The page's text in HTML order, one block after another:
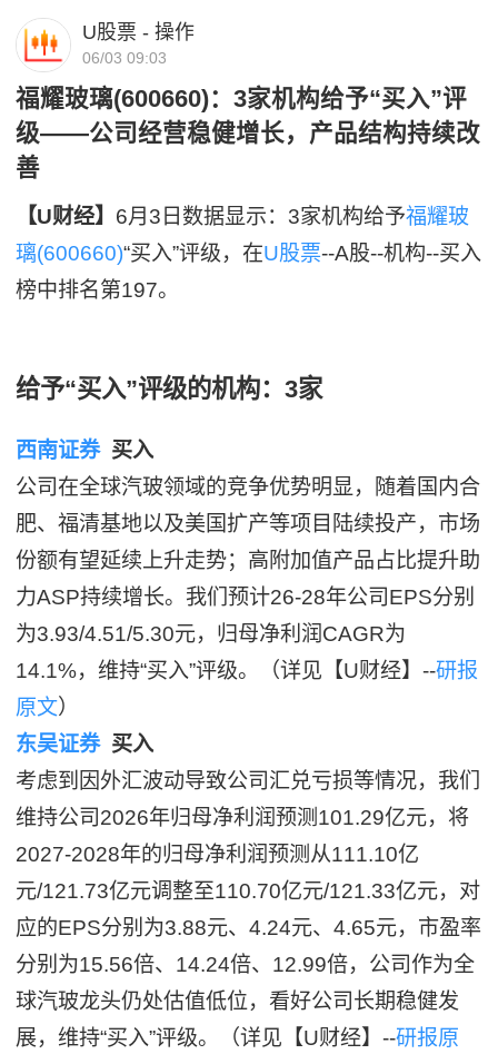
U股票 - 操作
06/03 09:03
福耀玻璃(600660)：3家机构给予“买入”评
级——公司经营稳健增长，产品结构持续改
善
【U财经】 6月3日数据显示：3家机构给予福耀玻
璃(600660)“买入”评级，在U股票--A股--机构--买入
榜中排名第197。
给予“买入”评级的机构：3家
西南证券买入
公司在全球汽玻领域的竞争优势明显，随着国内合
肥、福清基地以及美国扩产等项目陆续投产，市场
份额有望延续上升走势；高附加值产品占比提升助
力ASP持续增长。我们预计26-28年公司EPS分别
为3.93/4.51/5.30元，归母净利润CAGR为
14.1%，维持“买入”评级。（详见【U财经】--研报
原文）
东吴证券买入
考虑到因外汇波动导致公司汇兑亏损等情况，我们
维持公司2026年归母净利润预测101.29亿元，将
2027-2028年的归母净利润预测从111.10亿
元/121.73亿元调整至110.70亿元/121.33亿元，对
应的EPS分别为3.88元、4.24元、4.65元，市盈率
分别为15.56倍、14.24倍、12.99倍，公司作为全
球汽玻龙头仍处估值低位，看好公司长期稳健发
展，维持“买入”评级。（详见【U财经】--研报原